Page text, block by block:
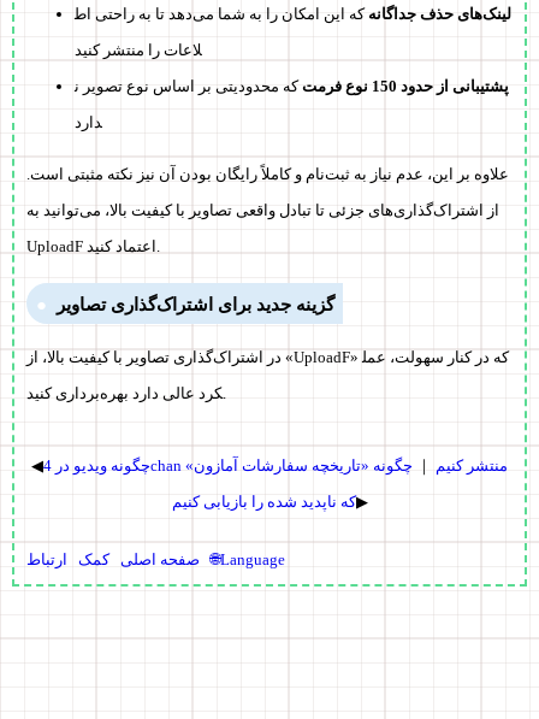
لینک‌های حذف جداگانه که این امکان را به شما می‌دهد تا به راحتی اط
لاعات را منتشر کنید
پشتیبانی از حدود 150 نوع فرمت
که محدودیتی بر اساس نوع تصویر ن
دارد
علاوه بر این، عدم نیاز به ثبت‌نام و کاملاً رایگان بودن آن نیز نکته مثبتی است.
از اشتراک‌گذاری‌های جزئی تا تبادل واقعی تصاویر با کیفیت بالا، می‌توانید به
گزینه جدید برای اشتراک‌گذاری تصاویر
در اشتراک‌گذاری تصاویر با کیفیت بالا، از «UploadF» که در کنار سهولت، عمل
کرد عالی دارد بهره‌برداری کنید.
◀ چگونه ویدیو در 4chan منتشر کنیم ｜ چگونه «تاریخچه سفارشات آمازون»
که ناپدید شده را بازیابی کنیم▶
صفحه اصلی کمک ارتباط 🌐Language